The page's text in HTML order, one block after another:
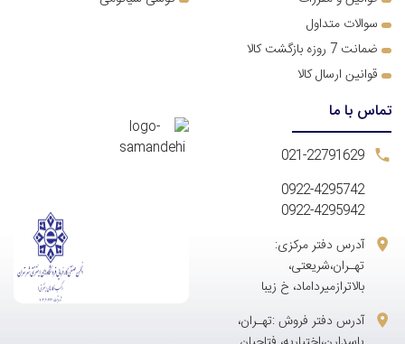
تماس با ما
021-22791629
0922-4295742
0922-4295942
آدرس دفتر مرکزی:
تهـران،شریعتی،
بالاترازمیرداماد، خ زیبا
آدرس دفتر فروش :تهـران،
سوالات متداول
ضمانت 7 روزه بازگشت کالا
قوانین ارسال کالا